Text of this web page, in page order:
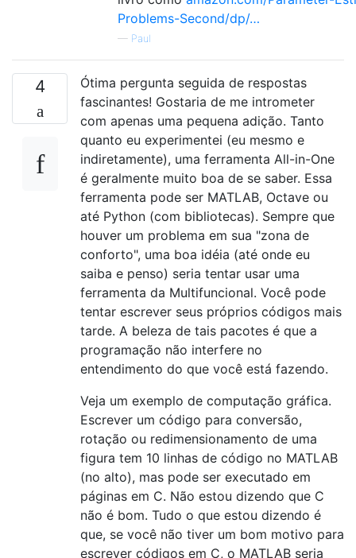
Problems-Second/dp/…
— Paul
4
Ótima pergunta seguida de respostas
fascinantes! Gostaria de me intrometer
com apenas uma pequena adição. Tanto
quanto eu experimentei (eu mesmo e
indiretamente), uma ferramenta All-in-One
é geralmente muito boa de se saber. Essa
ferramenta pode ser MATLAB, Octave ou
até Python (com bibliotecas). Sempre que
houver um problema em sua "zona de
conforto", uma boa idéia (até onde eu
saiba e penso) seria tentar usar uma
ferramenta da Multifuncional. Você pode
tentar escrever seus próprios códigos mais
tarde. A beleza de tais pacotes é que a
programação não interfere no
entendimento do que você está fazendo.
Veja um exemplo de computação gráfica.
Escrever um código para conversão,
rotação ou redimensionamento de uma
figura tem 10 linhas de código no MATLAB
(no alto), mas pode ser executado em
páginas em C. Não estou dizendo que C
não é bom. Tudo o que estou dizendo é
que, se você não tiver um bom motivo para
escrever códigos em C, o MATLAB seria